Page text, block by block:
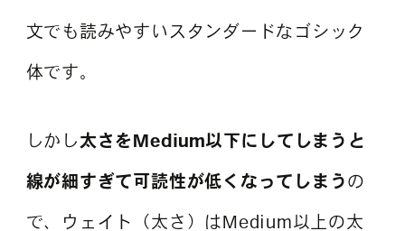
文でも読みやすいスタンダードなゴシック
体です。
しかし 太さをMedium以下にしてしまうと
線が細すぎて可読性が低くなってしまう の
で、ウェイト（太さ）はMedium以上の太